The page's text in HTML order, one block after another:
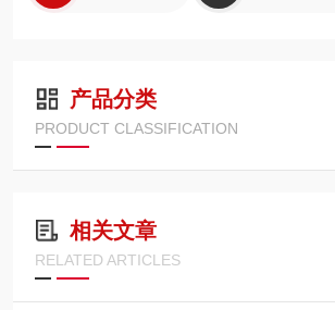
产品分类
PRODUCT CLASSIFICATION
相关文章
RELATED ARTICLES